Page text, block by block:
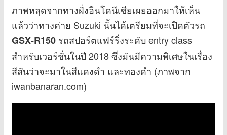
ภาพหลุดจากทางฝั่งอินโดนีเซียเผยออกมาให้เห็น
แล้วว่าทางค่าย Suzuki นั้นได้เตรียมที่จะเปิดตัวรถ
GSX-R150 รถสปอร์ตแฟร์ริ่งระดับ entry class
สำหรับเวอร์ชั่นในปี 2018 ซึ่งมันมีความพิเศษในเรื่อง
สีสันว่าจะมาในสีแดงดำ และทองดำ (ภาพจาก
iwanbanaran.com)